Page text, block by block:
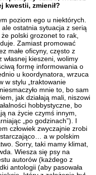
kwestii, zmienił?
poziom ego u niektórych.
ostatnia sytuacja z serią
że polski grozonet to rak,
Zamiast promować
małe oficyny, często z
własnej kieszeni, wolimy
formę informowania o
u koordynatora, wrzuca
w stylu „traktowanie
mnie to, bo sam
jak działają mali, niszowi
hobbystyczne, bo
na życie czymś innym,
„po godzinach”). I
człowiek zwyczajnie zrobi
a w polskim
Sorry, taki mamy klimat,
Wiesza się psy na
autorów (każdego z
antologii (aby pasowała